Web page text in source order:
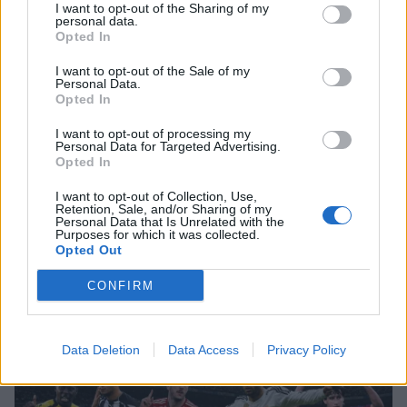
I want to opt-out of the Sharing of my
personal data.
Opted In
I want to opt-out of the Sale of my
Personal Data.
Opted In
I want to opt-out of processing my
Personal Data for Targeted Advertising.
Opted In
I want to opt-out of Collection, Use,
Retention, Sale, and/or Sharing of my
Personal Data that Is Unrelated with the
Purposes for which it was collected.
Opted Out
CONFIRM
Data Deletion Data Access Privacy Policy
HOLLYWOOD
Σακίρα: Αυτές είναι οι 7 τροφές που
την κρατούν «αγέραστη» στα 49
Χριστίνα Τσάφου: «Η Μαριλού θα
είναι πάντα οικογένειά μου»
SHOWBIZ
Daphne Lawrence: «Το πρώτο μου
τραγούδι το έγραψα όταν πήγαινα Ε’
Σέρρες: «Δεν ήταν μόνο η ταχύτητα» – Η ανάλυση
πραγματογνώμονα για το σφοδρό δυστύχημα